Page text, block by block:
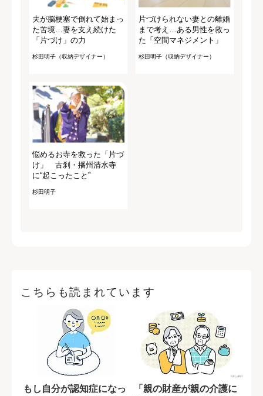
夫が脳梗塞で倒れて始まっ
た苦境…妻を支え続けた
「片づけ」の力
杉田明子（収納デザイナー）
片づけられない妻との離婚
まで考え…ある男性を救っ
た「空間マネジメント」
杉田明子（収納デザイナー）
悩めるお寺を救った「片づ
け」 古刹・播州清水寺
に“起こったこと”
杉田明子
こちらも読まれています
もし自分が認知症になっ
「親の財産が親の介護に